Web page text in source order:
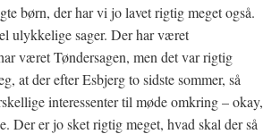
børn, der har vi jo lavet rigtig meget også.
ulykkelige sager. Der har været
været Tøndersagen, men det var rigtig
at der efter Esbjerg to sidste sommer, så
interessenter til møde omkring – okay,
Der er jo sket rigtig meget, hvad skal der så